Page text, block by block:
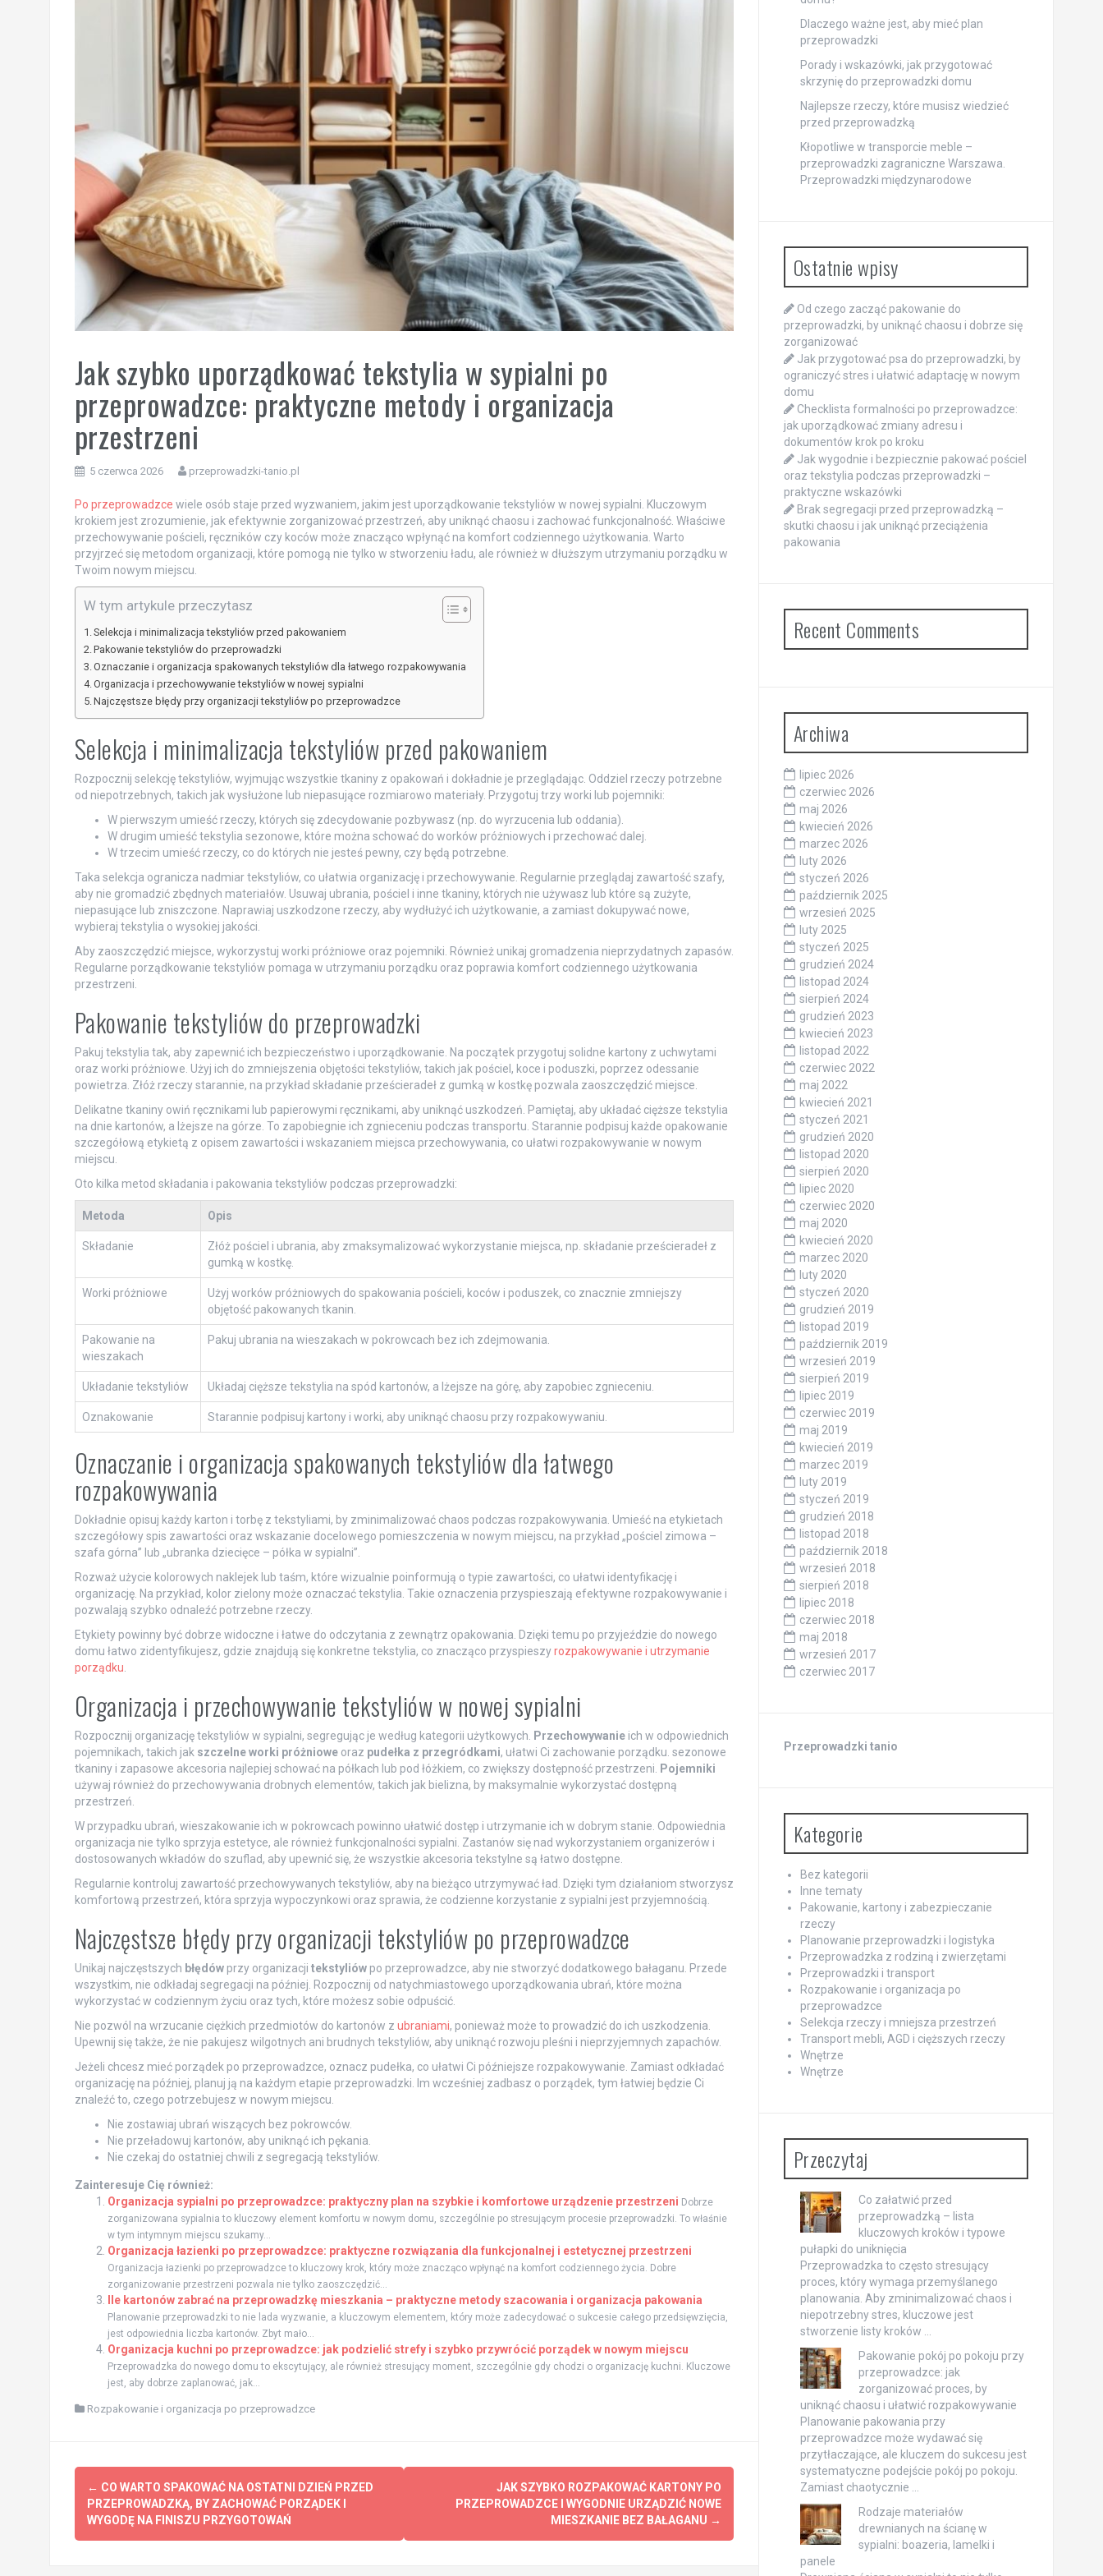
Jak szybko uporządkować tekstylia w sypialni po
przeprowadzce: praktyczne metody i organizacja
przestrzeni
5 czerwca 2026 przeprowadzki-tanio.pl
Po przeprowadzce wiele osób staje przed wyzwaniem, jakim jest uporządkowanie tekstyliów w nowej sypialni. Kluczowym
krokiem jest zrozumienie, jak efektywnie zorganizować przestrzeń, aby uniknąć chaosu i zachować funkcjonalność. Właściwe
przechowywanie pościeli, ręczników czy koców może znacząco wpłynąć na komfort codziennego użytkowania. Warto
przyjrzeć się metodom organizacji, które pomogą nie tylko w stworzeniu ładu, ale również w dłuższym utrzymaniu porządku w
Twoim nowym miejscu.
W tym artykule przeczytasz
Selekcja i minimalizacja tekstyliów przed pakowaniem
Pakowanie tekstyliów do przeprowadzki
Oznaczanie i organizacja spakowanych tekstyliów dla łatwego rozpakowywania
Organizacja i przechowywanie tekstyliów w nowej sypialni
Najczęstsze błędy przy organizacji tekstyliów po przeprowadzce
Selekcja i minimalizacja tekstyliów przed pakowaniem
Rozpocznij selekcję tekstyliów, wyjmując wszystkie tkaniny z opakowań i dokładnie je przeglądając. Oddziel rzeczy potrzebne
od niepotrzebnych, takich jak wysłużone lub niepasujące rozmiarowo materiały. Przygotuj trzy worki lub pojemniki:
W pierwszym umieść rzeczy, których się zdecydowanie pozbywasz (np. do wyrzucenia lub oddania).
W drugim umieść tekstylia sezonowe, które można schować do worków próżniowych i przechować dalej.
W trzecim umieść rzeczy, co do których nie jesteś pewny, czy będą potrzebne.
Taka selekcja ogranicza nadmiar tekstyliów, co ułatwia organizację i przechowywanie. Regularnie przeglądaj zawartość szafy,
aby nie gromadzić zbędnych materiałów. Usuwaj ubrania, pościel i inne tkaniny, których nie używasz lub które są zużyte,
niepasujące lub zniszczone. Naprawiaj uszkodzone rzeczy, aby wydłużyć ich użytkowanie, a zamiast dokupywać nowe,
wybieraj tekstylia o wysokiej jakości.
Aby zaoszczędzić miejsce, wykorzystuj worki próżniowe oraz pojemniki. Również unikaj gromadzenia nieprzydatnych zapasów.
Regularne porządkowanie tekstyliów pomaga w utrzymaniu porządku oraz poprawia komfort codziennego użytkowania
przestrzeni.
Pakowanie tekstyliów do przeprowadzki
Pakuj tekstylia tak, aby zapewnić ich bezpieczeństwo i uporządkowanie. Na początek przygotuj solidne kartony z uchwytami
oraz worki próżniowe. Użyj ich do zmniejszenia objętości tekstyliów, takich jak pościel, koce i poduszki, poprzez odessanie
powietrza. Złóż rzeczy starannie, na przykład składanie prześcieradeł z gumką w kostkę pozwala zaoszczędzić miejsce.
Delikatne tkaniny owiń ręcznikami lub papierowymi ręcznikami, aby uniknąć uszkodzeń. Pamiętaj, aby układać cięższe tekstylia
na dnie kartonów, a lżejsze na górze. To zapobiegnie ich zgnieceniu podczas transportu. Starannie podpisuj każde opakowanie
szczegółową etykietą z opisem zawartości i wskazaniem miejsca przechowywania, co ułatwi rozpakowywanie w nowym
miejscu.
Oto kilka metod składania i pakowania tekstyliów podczas przeprowadzki:
Metoda Opis
Składanie
Złóż pościel i ubrania, aby zmaksymalizować wykorzystanie miejsca, np. składanie prześcieradeł z
gumką w kostkę.
Worki próżniowe
Użyj worków próżniowych do spakowania pościeli, koców i poduszek, co znacznie zmniejszy
objętość pakowanych tkanin.
Pakowanie na
wieszakach
Pakuj ubrania na wieszakach w pokrowcach bez ich zdejmowania.
Układanie tekstyliów Układaj cięższe tekstylia na spód kartonów, a lżejsze na górę, aby zapobiec zgnieceniu.
Oznakowanie Starannie podpisuj kartony i worki, aby uniknąć chaosu przy rozpakowywaniu.
Oznaczanie i organizacja spakowanych tekstyliów dla łatwego
rozpakowywania
Dokładnie opisuj każdy karton i torbę z tekstyliami, by zminimalizować chaos podczas rozpakowywania. Umieść na etykietach
szczegółowy spis zawartości oraz wskazanie docelowego pomieszczenia w nowym miejscu, na przykład „pościel zimowa –
szafa górna” lub „ubranka dziecięce – półka w sypialni”.
Rozważ użycie kolorowych naklejek lub taśm, które wizualnie poinformują o typie zawartości, co ułatwi identyfikację i
organizację. Na przykład, kolor zielony może oznaczać tekstylia. Takie oznaczenia przyspieszają efektywne rozpakowywanie i
pozwalają szybko odnaleźć potrzebne rzeczy.
Etykiety powinny być dobrze widoczne i łatwe do odczytania z zewnątrz opakowania. Dzięki temu po przyjeździe do nowego
domu łatwo zidentyfikujesz, gdzie znajdują się konkretne tekstylia, co znacząco przyspieszyrozpakowywanie i utrzymanie
porządku
Organizacja i przechowywanie tekstyliów w nowej sypialni
Rozpocznij organizację tekstyliów w sypialni, segregując je według kategorii użytkowych. Przechowywanieich w odpowiednich
pojemnikach, takich jak szczelne worki próżnioweoraz pudełka z przegródkami, ułatwi Ci zachowanie porządku. sezonowe
tkaniny i zapasowe akcesoria najlepiej schować na półkach lub pod łóżkiem, co zwiększy dostępność przestrzeni. Pojemniki
używaj również do przechowywania drobnych elementów, takich jak bielizna, by maksymalnie wykorzystać dostępną
przestrzeń.
W przypadku ubrań, wieszakowanie ich w pokrowcach powinno ułatwić dostęp i utrzymanie ich w dobrym stanie. Odpowiednia
organizacja nie tylko sprzyja estetyce, ale również funkcjonalności sypialni. Zastanów się nad wykorzystaniem organizerów i
dostosowanych wkładów do szuflad, aby upewnić się, że wszystkie akcesoria tekstylne są łatwo dostępne.
Regularnie kontroluj zawartość przechowywanych tekstyliów, aby na bieżąco utrzymywać ład. Dzięki tym działaniom stworzysz
komfortową przestrzeń, która sprzyja wypoczynkowi oraz sprawia, że codzienne korzystanie z sypialni jest przyjemnością.
Najczęstsze błędy przy organizacji tekstyliów po przeprowadzce
Unikaj najczęstszych błędówprzy organizacji tekstyliówpo przeprowadzce, aby nie stworzyć dodatkowego bałaganu. Przede
wszystkim, nie odkładaj segregacji na później. Rozpocznij od natychmiastowego uporządkowania ubrań, które można
wykorzystać w codziennym życiu oraz tych, które możesz sobie odpuścić.
Nie pozwól na wrzucanie ciężkich przedmiotów do kartonów z ubraniami, ponieważ może to prowadzić do ich uszkodzenia.
Upewnij się także, że nie pakujesz wilgotnych ani brudnych tekstyliów, aby uniknąć rozwoju pleśni i nieprzyjemnych zapachów.
Jeżeli chcesz mieć porządek po przeprowadzce, oznacz pudełka, co ułatwi Ci późniejsze rozpakowywanie. Zamiast odkładać
organizację na później, planuj ją na każdym etapie przeprowadzki. Im wcześniej zadbasz o porządek, tym łatwiej będzie Ci
znaleźć to, czego potrzebujesz w nowym miejscu.
Nie zostawiaj ubrań wiszących bez pokrowców.
Nie przeładowuj kartonów, aby uniknąć ich pękania.
Nie czekaj do ostatniej chwili z segregacją tekstyliów.
Zainteresuje Cię również:
Organizacja sypialni po przeprowadzce: praktyczny plan na szybkie i komfortowe urządzenie przestrzeni Dobrze
zorganizowana sypialnia to kluczowy element komfortu w nowym domu, szczególnie po stresującym procesie przeprowadzki. To właśnie
w tym intymnym miejscu szukamy...
Organizacja łazienki po przeprowadzce: praktyczne rozwiązania dla funkcjonalnej i estetycznej przestrzeni
Organizacja łazienki po przeprowadzce to kluczowy krok, który może znacząco wpłynąć na komfort codziennego życia. Dobre
zorganizowanie przestrzeni pozwala nie tylko zaoszczędzić...
Ile kartonów zabrać na przeprowadzkę mieszkania – praktyczne metody szacowania i organizacja pakowania
Planowanie przeprowadzki to nie lada wyzwanie, a kluczowym elementem, który może zadecydować o sukcesie całego przedsięwzięcia,
jest odpowiednia liczba kartonów. Zbyt mało...
Organizacja kuchni po przeprowadzce: jak podzielić strefy i szybko przywrócić porządek w nowym miejscu
Przeprowadzka do nowego domu to ekscytujący, ale również stresujący moment, szczególnie gdy chodzi o organizację kuchni. Kluczowe
jest, aby dobrze zaplanować, jak...
Rozpakowanie i organizacja po przeprowadzce
Post
navigation
← CO WARTO SPAKOWAĆ NA OSTATNI DZIEŃ PRZED
PRZEPROWADZKĄ, BY ZACHOWAĆ PORZĄDEK I
WYGODĘ NA FINISZU PRZYGOTOWAŃ
JAK SZYBKO ROZPAKOWAĆ KARTONY PO
PRZEPROWADZCE I WYGODNIE URZĄDZIĆ NOWE
MIESZKANIE BEZ BAŁAGANU →
Dlaczego ważne jest, aby mieć plan
przeprowadzki
Porady i wskazówki, jak przygotować
skrzynię do przeprowadzki domu
Najlepsze rzeczy, które musisz wiedzieć
przed przeprowadzką
Kłopotliwe w transporcie meble –
przeprowadzki zagraniczne Warszawa.
Przeprowadzki międzynarodowe
Ostatnie wpisy
Od czego zacząć pakowanie do
przeprowadzki, by uniknąć chaosu i dobrze się
zorganizować
Jak przygotować psa do przeprowadzki, by
ograniczyć stres i ułatwić adaptację w nowym
domu
Checklista formalności po przeprowadzce:
jak uporządkować zmiany adresu i
dokumentów krok po kroku
Jak wygodnie i bezpiecznie pakować pościel
oraz tekstylia podczas przeprowadzki –
praktyczne wskazówki
Brak segregacji przed przeprowadzką –
skutki chaosu i jak uniknąć przeciążenia
pakowania
Recent Comments
Archiwa
lipiec 2026
czerwiec 2026
maj 2026
kwiecień 2026
marzec 2026
luty 2026
styczeń 2026
październik 2025
wrzesień 2025
luty 2025
styczeń 2025
grudzień 2024
listopad 2024
sierpień 2024
grudzień 2023
kwiecień 2023
listopad 2022
czerwiec 2022
maj 2022
kwiecień 2021
styczeń 2021
grudzień 2020
listopad 2020
sierpień 2020
lipiec 2020
czerwiec 2020
maj 2020
kwiecień 2020
marzec 2020
luty 2020
styczeń 2020
grudzień 2019
listopad 2019
październik 2019
wrzesień 2019
sierpień 2019
lipiec 2019
czerwiec 2019
maj 2019
kwiecień 2019
marzec 2019
luty 2019
styczeń 2019
grudzień 2018
listopad 2018
październik 2018
wrzesień 2018
sierpień 2018
lipiec 2018
czerwiec 2018
maj 2018
wrzesień 2017
czerwiec 2017
Przeprowadzki tanio
Kategorie
Bez kategorii
Inne tematy
Pakowanie, kartony i zabezpieczanie
rzeczy
Planowanie przeprowadzki i logistyka
Przeprowadzka z rodziną i zwierzętami
Przeprowadzki i transport
Rozpakowanie i organizacja po
przeprowadzce
Selekcja rzeczy i mniejsza przestrzeń
Transport mebli, AGD i cięższych rzeczy
Wnętrze
Wnętrze
Przeczytaj
Co załatwić przed
przeprowadzką – lista
kluczowych kroków i typowe
pułapki do uniknięcia
Przeprowadzka to często stresujący
proces, który wymaga przemyślanego
planowania. Aby zminimalizować chaos i
niepotrzebny stres, kluczowe jest
stworzenie listy kroków …
Pakowanie pokój po pokoju przy
przeprowadzce: jak
zorganizować proces, by
uniknąć chaosu i ułatwić rozpakowywanie
Planowanie pakowania przy
przeprowadzce może wydawać się
przytłaczające, ale kluczem do sukcesu jest
systematyczne podejście pokój po pokoju.
Zamiast chaotycznie …
Rodzaje materiałów
drewnianych na ścianę w
sypialni: boazeria, lamelki i
panele